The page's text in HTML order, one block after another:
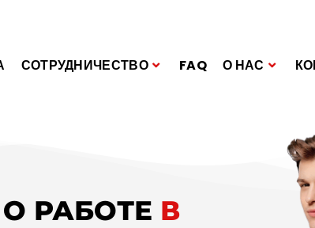
СОТРУДНИЧЕСТВО FAQ О НАС
РАБОТЕ В